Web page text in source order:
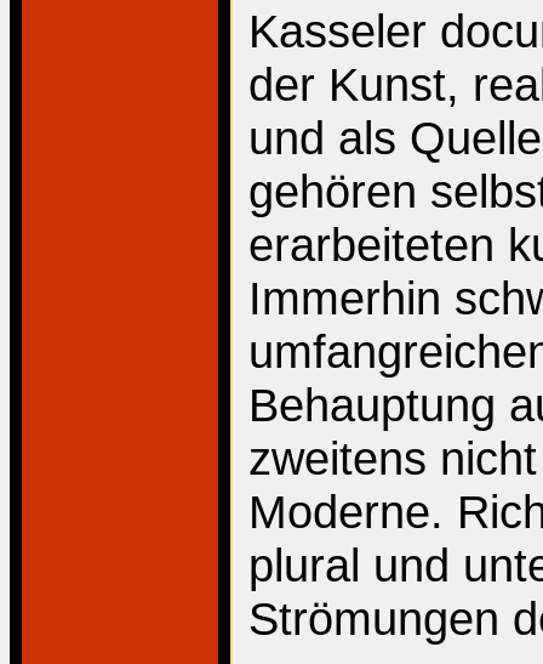
Kasseler
der Kunst,
und als
gehören
erarbeiteten
Immerhin
Behauptung
zweitens
Moderne.
plural und
Strömungen